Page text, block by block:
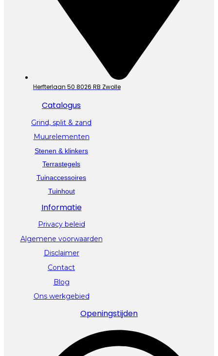
Herfterlaan 50 8026 RB Zwolle
Catalogus
Grind, split & zand
Muurelementen
Stenen & klinkers
Terrastegels
Tuinaccessoires
Tuinhout
Informatie
Privacy beleid
Algemene voorwaarden
Disclaimer
Contact
Blog
Ons werkgebied
Openingstijden